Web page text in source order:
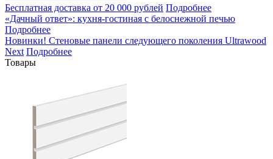
Бесплатная доставка от 20 000 рублей Подробнее
«Дачный ответ»: кухня-гостиная с белоснежной печью
Подробнее
Новинки! Стеновые панели следующего поколения Ultrawood
Next Подробнее
Товары